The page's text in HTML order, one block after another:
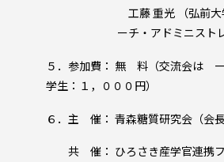
工藤 重光 （弘前大
ーチ・アドミニスト
５．参加費： 無 料（交流会は 一
学生：１，０００円）
６．主 催： 青森糖質研究会（会
共 催： ひろさき産学官連携フ